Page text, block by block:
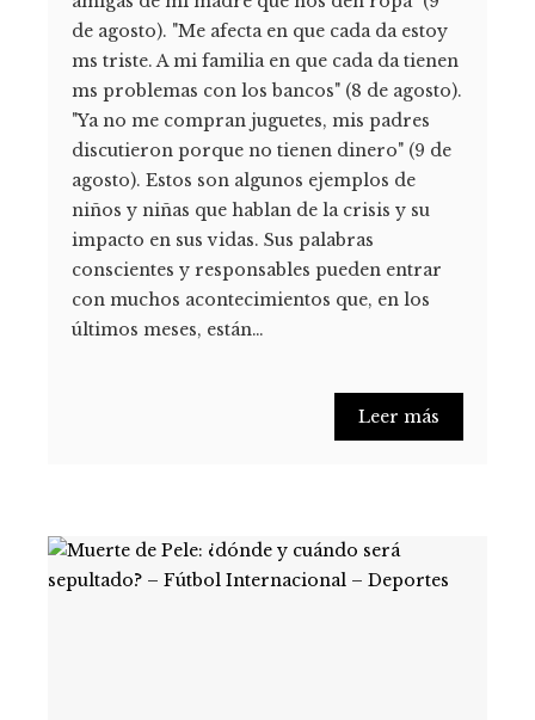
de agosto). "Me afecta en que cada da estoy
ms triste. A mi familia en que cada da tienen
ms problemas con los bancos" (8 de agosto).
"Ya no me compran juguetes, mis padres
discutieron porque no tienen dinero" (9 de
agosto). Estos son algunos ejemplos de
niños y niñas que hablan de la crisis y su
impacto en sus vidas. Sus palabras
conscientes y responsables pueden entrar
con muchos acontecimientos que, en los
últimos meses, están…
Leer más